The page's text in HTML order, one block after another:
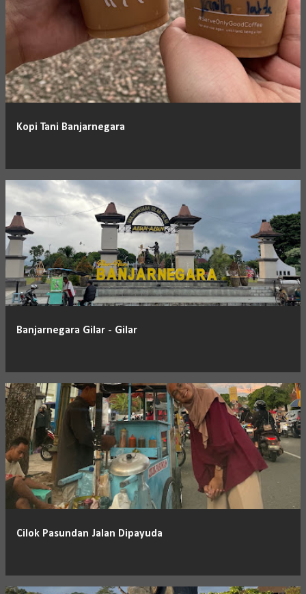
Kopi Tani Banjarnegara
Banjarnegara Gilar - Gilar
Cilok Pasundan Jalan Dipayuda